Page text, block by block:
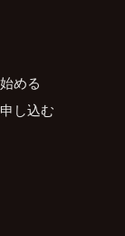
める
し込む